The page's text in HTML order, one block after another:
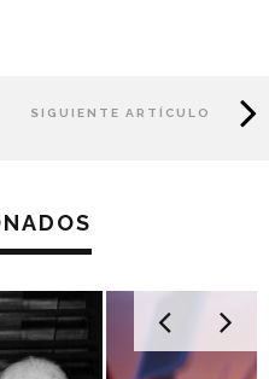
SIGUIENTE ARTÍCULO